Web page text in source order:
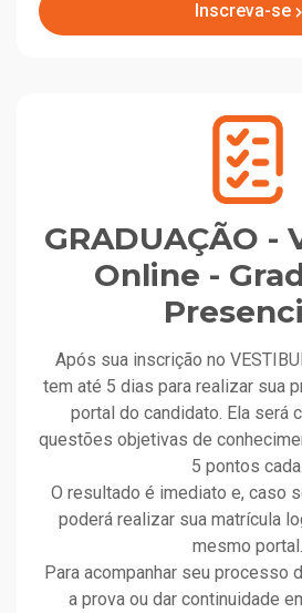
Inscreva-se
GRADUAÇÃO -
Online -
Após sua inscrição no
tem até 5 dias para realizar sua
portal do candidato. Ela será
questões objetivas de
5 pontos cada.
O resultado é imediato e, caso
poderá realizar sua matrícula
mesmo portal.
Para acompanhar seu processo
a prova ou dar continuidade